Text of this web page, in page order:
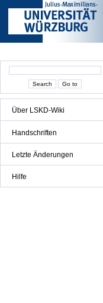
Über LSKD-Wiki
Handschriften
Letzte Änderungen
Hilfe